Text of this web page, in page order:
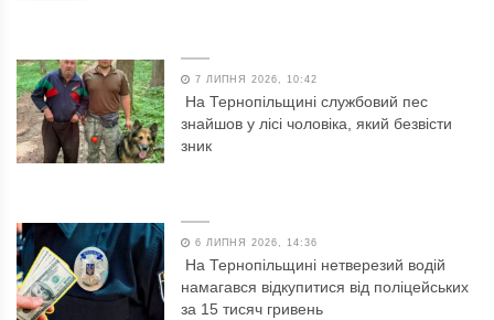
7 ЛИПНЯ 2026, 10:42
На Тернопільщині службовий пес
знайшов у лісі чоловіка, який безвісти
зник
6 ЛИПНЯ 2026, 14:36
На Тернопільщині нетверезий водій
намагався відкупитися від поліцейських
за 15 тисяч гривень